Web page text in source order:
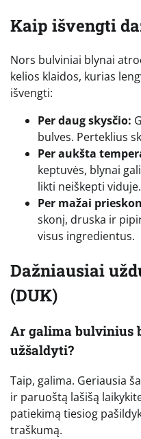
Kaip išvengti
Nors bulviniai blynai
kelios klaidos, kurias
išvengti:
Per daug skysčio:
bulves. Perteklius
Per aukšta
keptuvės, blynai
likti neiškepti viduje.
Per mažai
skonį, druska ir
visus ingredientus.
Dažniausiai
(DUK)
Ar galima bulvinius
užšaldyti?
Taip, galima. Geriausia
ir paruoštą lašišą
patiekimą tiesiog
traškumą.